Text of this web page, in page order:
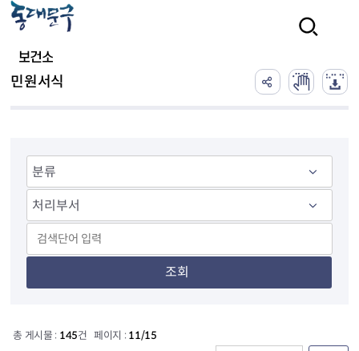
보건소
민원서식
조회
총 게시물 : 145건 페이지 : 11/15